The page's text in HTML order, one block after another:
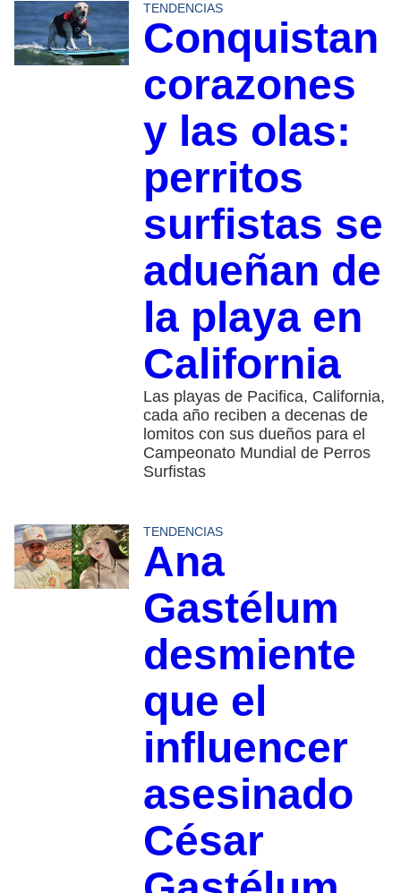
TENDENCIAS
Conquistan
corazones
y las olas:
perritos
surfistas se
adueñan de
la playa en
California
Las playas de Pacifica, California,
cada año reciben a decenas de
lomitos con sus dueños para el
Campeonato Mundial de Perros
Surfistas
TENDENCIAS
Ana
Gastélum
desmiente
que el
influencer
asesinado
César